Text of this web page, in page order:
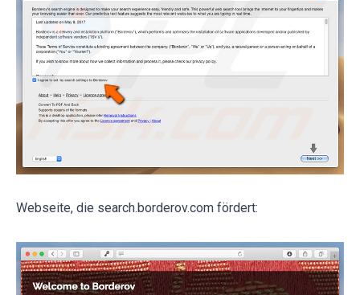
Webseite, die search.borderov.com fördert: